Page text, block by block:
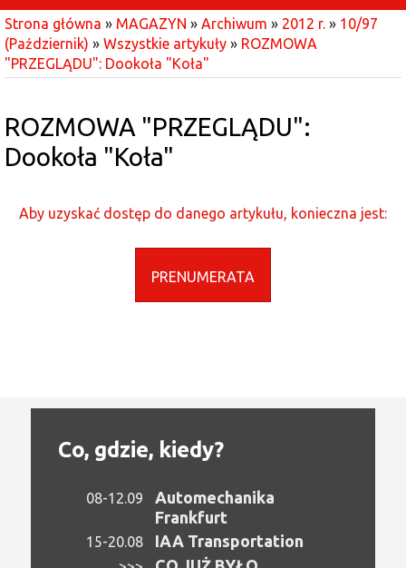
Strona główna » MAGAZYN » Archiwum » 2012 r. » 10/97
(Październik) » Wszystkie artykuły » ROZMOWA
"PRZEGLĄDU": Dookoła "Koła"
ROZMOWA "PRZEGLĄDU":
Dookoła "Koła"
Aby uzyskać dostęp do danego artykułu, konieczna jest:
PRENUMERATA
Co, gdzie, kiedy?
08-12.09
Automechanika
Frankfurt
15-20.08 IAA Transportation